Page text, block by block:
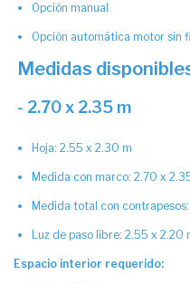
Opción manual
Opción automática motor sin
Medidas
- 2.70 x 2.35 m
Hoja: 2.55 x 2.30 m
Medida con marco: 2.70 x
Medida total con
Luz de paso libre: 2.55 x 2.20
Espacio interior requerido: